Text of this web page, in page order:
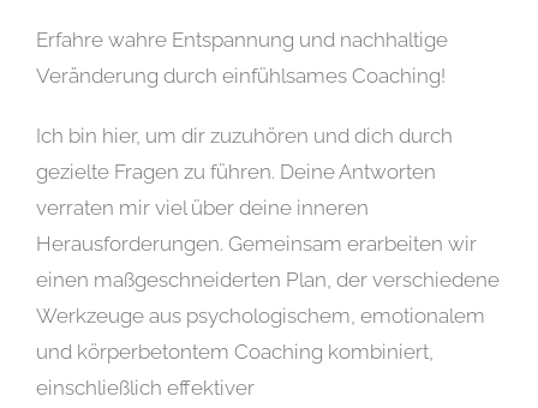
Erfahre wahre Entspannung und nachhaltige
Veränderung durch einfühlsames Coaching!
Ich bin hier, um dir zuzuhören und dich durch
gezielte Fragen zu führen. Deine Antworten
verraten mir viel über deine inneren
Herausforderungen. Gemeinsam erarbeiten wir
einen maßgeschneiderten Plan, der verschiedene
Werkzeuge aus psychologischem, emotionalem
und körperbetontem Coaching kombiniert,
einschließlich effektiver